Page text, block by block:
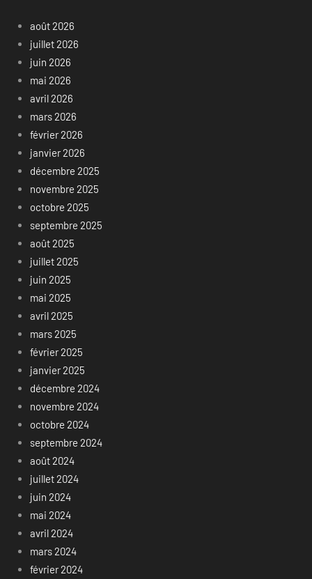
août 2026
juillet 2026
juin 2026
mai 2026
avril 2026
mars 2026
février 2026
janvier 2026
décembre 2025
novembre 2025
octobre 2025
septembre 2025
août 2025
juillet 2025
juin 2025
mai 2025
avril 2025
mars 2025
février 2025
janvier 2025
décembre 2024
novembre 2024
octobre 2024
septembre 2024
août 2024
juillet 2024
juin 2024
mai 2024
avril 2024
mars 2024
février 2024